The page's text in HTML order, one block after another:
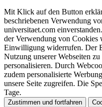
Mit Klick auf den Button
beschriebenen Verwendung
universitaet.com
der Verwendung von Cookies
Einwilligung widerrufen. Der
Nutzung unserer Webseiten
personalisieren. Durch
zudem personalisierte
unsere Seite zugreifen. Die
Tage.
Zustimmen und fortfahren